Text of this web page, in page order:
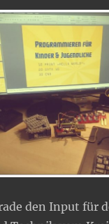
den Input für